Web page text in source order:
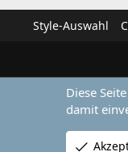
Style-Auswahl
Diese
damit